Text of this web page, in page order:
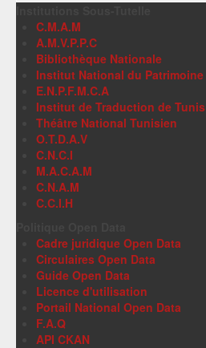
C.M.A.M
A.M.V.P.P.C
Bibliothèque Nationale
Institut National du Patrimoine
E.N.P.F.M.C.A
Institut de Traduction de Tunis
Théâtre National Tunisien
O.T.D.A.V
C.N.C.I
M.A.C.A.M
C.N.A.M
C.C.I.H
Cadre juridique Open Data
Circulaires Open Data
Guide Open Data
Licence d'utilisation
Portail National Open Data
F.A.Q
API CKAN